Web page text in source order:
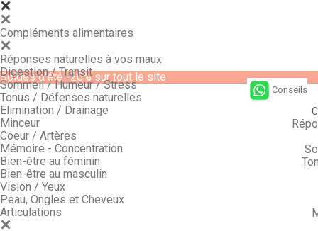
Soldes d'été -20% sur tout le site
Compléments alimentaires
Réponses naturelles à vos maux
Digestion / Transit
Sommeil / Humeur / Stress
Tonus / Défenses naturelles
Elimination / Drainage
Minceur
Coeur / Artères
Mémoire - Concentration
Bien-être au féminin
Bien-être au masculin
Vision / Yeux
Peau, Ongles et Cheveux
Articulations
Conseils